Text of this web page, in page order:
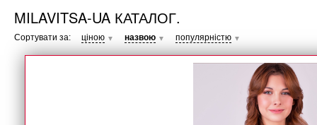
MILAVITSA-UA КАТАЛОГ.
Сортувати за: ціною ▼ назвою ▼ популярністю ▼